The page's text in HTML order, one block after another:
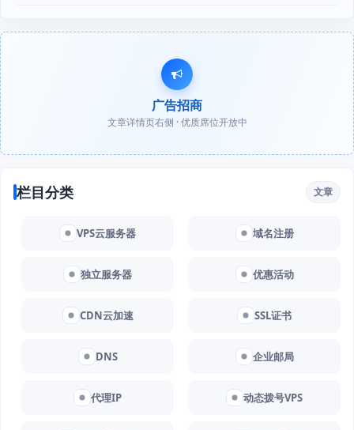
广告招商
文章详情页右侧 · 优质席位开放中
栏目分类 文章
VPS云服务器 域名注册
独立服务器 优惠活动
CDN云加速 SSL证书
DNS 企业邮局
代理IP 动态拨号VPS